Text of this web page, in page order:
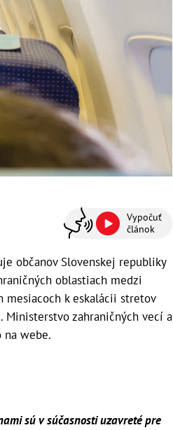
Vypočuť
článok
občanov Slovenskej republiky
oblastiach medzi
mesiacoch k eskalácii stretov
zahraničných vecí a
na webe.
sú v súčasnosti uzavreté pre